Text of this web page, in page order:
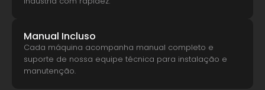
Manual Incluso
Cada máquina acompanha manual completo e
suporte de nossa equipe técnica para instalação e
manutenção.